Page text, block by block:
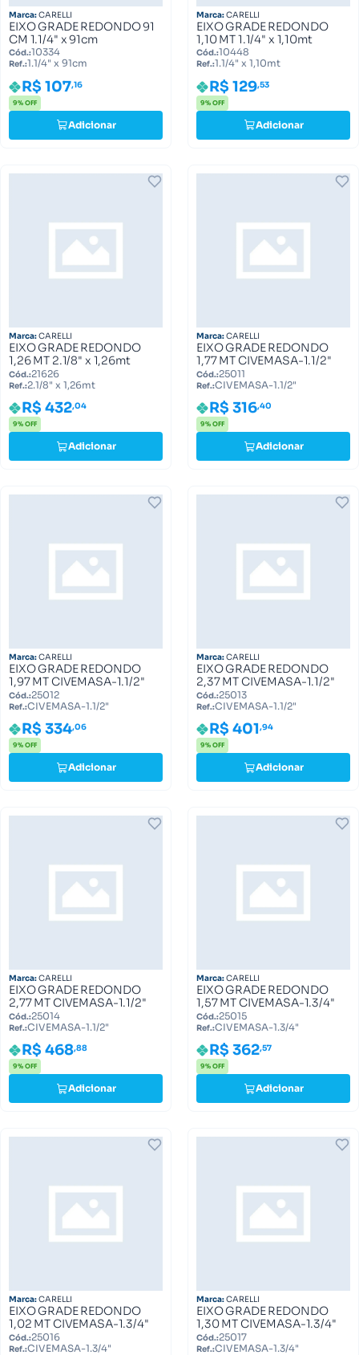
Marca:CARELLI
EIXO GRADE REDONDO 91
CM 1.1/4" x 91cm
Cód.:10334
Ref.:1.1/4" x 91cm
R$ 107,16
9% OFF
Adicionar
Marca:CARELLI
EIXO GRADE REDONDO
1,10 MT 1.1/4" x 1,10mt
Cód.:10448
Ref.:1.1/4" x 1,10mt
R$ 129,53
9% OFF
Adicionar
Marca:CARELLI
EIXO GRADE REDONDO
1,26 MT 2.1/8" x 1,26mt
Cód.:21626
Ref.:2.1/8" x 1,26mt
R$ 432,04
9% OFF
Adicionar
Marca:CARELLI
EIXO GRADE REDONDO
1,77 MT CIVEMASA-1.1/2"
Cód.:25011
Ref.:CIVEMASA-1.1/2"
R$ 316,40
9% OFF
Adicionar
Marca:CARELLI
EIXO GRADE REDONDO
1,97 MT CIVEMASA-1.1/2"
Cód.:25012
Ref.:CIVEMASA-1.1/2"
R$ 334,06
9% OFF
Adicionar
Marca:CARELLI
EIXO GRADE REDONDO
2,37 MT CIVEMASA-1.1/2"
Cód.:25013
Ref.:CIVEMASA-1.1/2"
R$ 401,94
9% OFF
Adicionar
Marca:CARELLI
EIXO GRADE REDONDO
2,77 MT CIVEMASA-1.1/2"
Cód.:25014
Ref.:CIVEMASA-1.1/2"
R$ 468,88
9% OFF
Adicionar
Marca:CARELLI
EIXO GRADE REDONDO
1,57 MT CIVEMASA-1.3/4"
Cód.:25015
Ref.:CIVEMASA-1.3/4"
R$ 362,57
9% OFF
Adicionar
Marca:CARELLI
EIXO GRADE REDONDO
1,02 MT CIVEMASA-1.3/4"
Cód.:25016
Ref.:CIVEMASA-1.3/4"
Marca:CARELLI
EIXO GRADE REDONDO
1,30 MT CIVEMASA-1.3/4"
Cód.:25017
Ref.:CIVEMASA-1.3/4"